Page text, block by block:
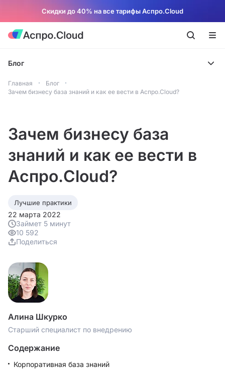
Скидки до 40% на все тарифы Аспро.Cloud
Блог
Главная
Блог
Зачем бизнесу база знаний и как ее вести в Аспро.Cloud?
Зачем бизнесу база
знаний и как ее вести в
Аспро.Cloud?
Лучшие практики
22 марта 2022
Займет 5 минут
10 592
Поделиться
Алина Шкурко
Старший специалист по внедрению
Содержание
Корпоративная база знаний